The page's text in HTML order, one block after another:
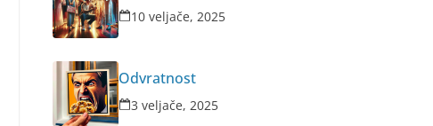
10 veljače, 2025
Odvratnost
3 veljače, 2025